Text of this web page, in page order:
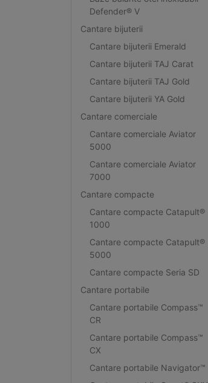
Defender® V
Cantare bijuterii
Cantare bijuterii Emerald
Cantare bijuterii TAJ Carat
Cantare bijuterii TAJ Gold
Cantare bijuterii YA Gold
Cantare comerciale
Cantare comerciale Aviator
5000
Cantare comerciale Aviator
7000
Cantare compacte
Cantare compacte Catapult®
1000
Cantare compacte Catapult®
5000
Cantare compacte Seria SD
Cantare portabile
Cantare portabile Compass™
CR
Cantare portabile Compass™
CX
Cantare portabile Navigator™